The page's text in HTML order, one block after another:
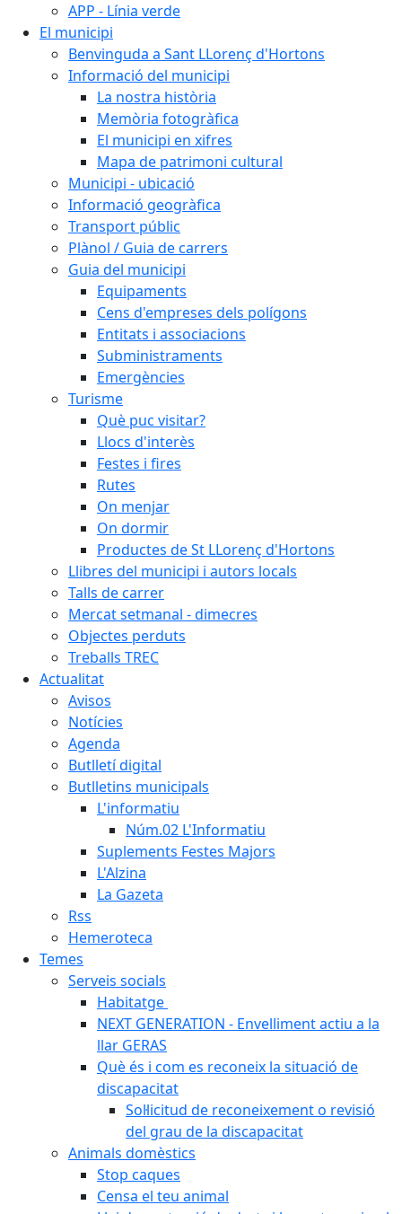
APP - Línia verde
El municipi
Benvinguda a Sant LLorenç d'Hortons
Informació del municipi
La nostra història
Memòria fotogràfica
El municipi en xifres
Mapa de patrimoni cultural
Municipi - ubicació
Informació geogràfica
Transport públic
Plànol / Guia de carrers
Guia del municipi
Equipaments
Cens d'empreses dels polígons
Entitats i associacions
Subministraments
Emergències
Turisme
Què puc visitar?
Llocs d'interès
Festes i fires
Rutes
On menjar
On dormir
Productes de St LLorenç d'Hortons
Llibres del municipi i autors locals
Talls de carrer
Mercat setmanal - dimecres
Objectes perduts
Treballs TREC
Actualitat
Avisos
Notícies
Agenda
Butlletí digital
Butlletins municipals
L'informatiu
Núm.02 L'Informatiu
Suplements Festes Majors
L'Alzina
La Gazeta
Rss
Hemeroteca
Temes
Serveis socials
Habitatge
NEXT GENERATION - Envelliment actiu a la
llar GERAS
Què és i com es reconeix la situació de
discapacitat
Sol·licitud de reconeixement o revisió
del grau de la discapacitat
Animals domèstics
Stop caques
Censa el teu animal